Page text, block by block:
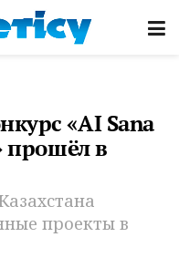
«AI Sana
прошёл в
проекты в